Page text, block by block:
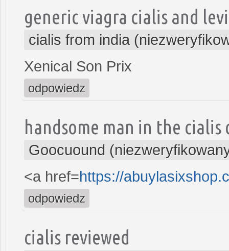
generic viagra cialis and
cialis from india
Xenical Son Prix
odpowiedz
handsome man in the cialis
Goocuound
<a href=https://
odpowiedz
cialis reviewed